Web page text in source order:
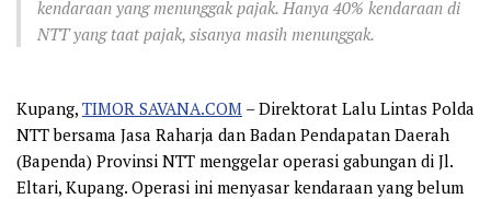
kendaraan yang menunggak pajak. Hanya 40% kendaraan di
NTT yang taat pajak, sisanya masih menunggak.
Kupang, TIMOR SAVANA.COM – Direktorat Lalu Lintas Polda
NTT bersama Jasa Raharja dan Badan Pendapatan Daerah
(Bapenda) Provinsi NTT menggelar operasi gabungan di Jl.
Eltari, Kupang. Operasi ini menyasar kendaraan yang belum